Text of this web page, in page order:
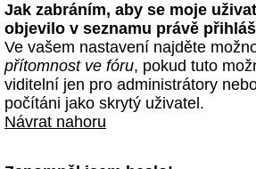
Jak zabráním, aby se moje
objevilo v seznamu právě
Ve vašem nastavení najděte
přítomnost ve fóru, pokud tuto
viditelní jen pro administrátory
počítáni jako skrytý uživatel.
Návrat nahoru